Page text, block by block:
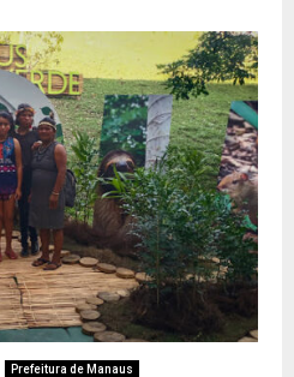
Prefeitura de Manaus